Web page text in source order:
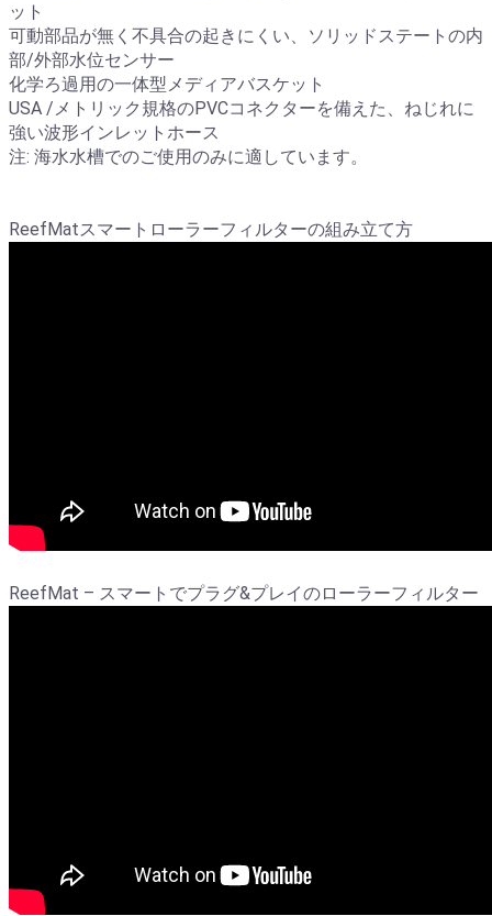
ット
可動部品が無く不具合の起きにくい、ソリッドステートの内
部/外部水位センサー
化学ろ過用の一体型メディアバスケット
USA /メトリック規格のPVCコネクターを備えた、ねじれに
強い波形インレットホース
注: 海水水槽でのご使用のみに適しています。
ReefMatスマートローラーフィルターの組み立て方
ReefMat – スマートでプラグ&プレイのローラーフィルター